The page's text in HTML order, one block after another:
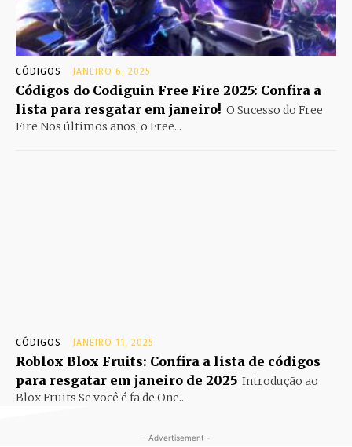
CÓDIGOS JANEIRO 6, 2025
Códigos do Codiguin Free Fire 2025: Confira a
lista para resgatar em janeiro! O Sucesso do Free
Fire Nos últimos anos, o Free...
CÓDIGOS JANEIRO 11, 2025
Roblox Blox Fruits: Confira a lista de códigos
para resgatar em janeiro de 2025 Introdução ao
Blox Fruits Se você é fã de One...
- Advertisement -